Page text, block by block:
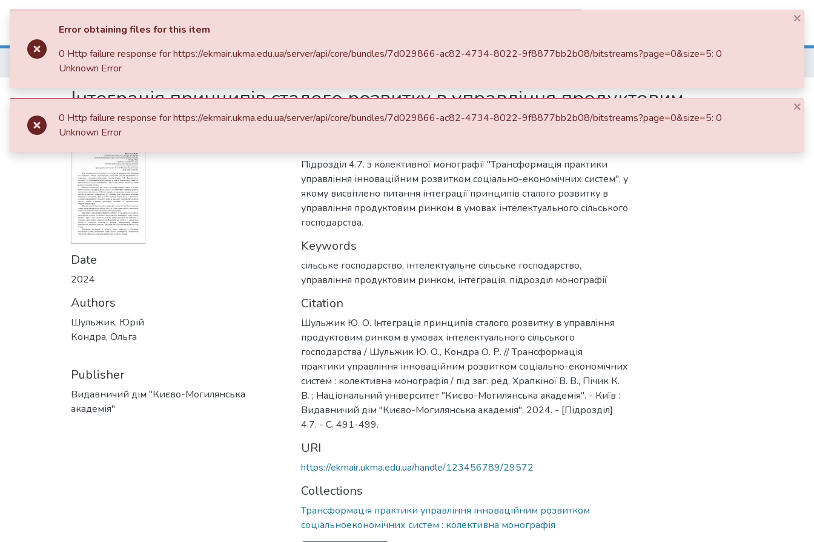
Communities & Collections
Home 013. Видання НаУКМА
Інтеграція принципів сталого розвитку в управління продуктовим
ринком в умовах інтелектуального сільського господарства
Date
2024
Authors
Шульжик, Юрій
Кондра, Ольга
Publisher
Видавничий дім "Києво-Могилянська
академія"
Підрозділ 4.7. з колективної монографії "Трансформація практики
управління інноваційним розвитком соціально-економічних систем", у
якому висвітлено питання інтеграції принципів сталого розвитку в
управління продуктовим ринком в умовах інтелектуального сільського
господарства.
Keywords
сільське господарство, інтелектуальне сільське господарство,
управління продуктовим ринком, інтеграція, підрозділ монографії
Citation
Шульжик Ю. О. Інтеграція принципів сталого розвитку в управління
продуктовим ринком в умовах інтелектуального сільського
господарства / Шульжик Ю. О., Кондра О. Р. // Трансформація
практики управління інноваційним розвитком соціально-економічних
систем : колективна монографія / під заг. ред. Храпкіної В. В., Пічик К.
В. ; Національний університет "Києво-Могилянська академія". - Київ :
Видавничий дім "Києво-Могилянська академія", 2024. - [Підрозділ]
4.7. - C. 491-499.
URI
https://ekmair.ukma.edu.ua/handle/123456789/29572
Collections
Трансформація практики управління інноваційним розвитком
соціальноекономічних систем : колективна монографія
×
Error obtaining files for this item
0 Http failure response for https://ekmair.ukma.edu.ua/server/api/core/bundles/7d029866-ac82-4734-8022-9f8877bb2b08/bitstreams?page=0&size=5: 0
Unknown Error
×
0 Http failure response for https://ekmair.ukma.edu.ua/server/api/core/bundles/7d029866-ac82-4734-8022-9f8877bb2b08/bitstreams?page=0&size=5: 0
Unknown Error